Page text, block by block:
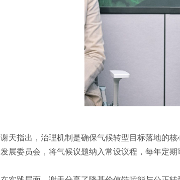
谢天指出，治理机制是确保气候转型目标落地的
发展委员会，将气候议题纳入常设议程，每年定期